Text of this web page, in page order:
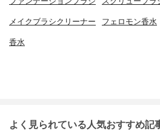
メイクブラシクリーナー フェロモン香水
香水
よく見られている人気おすすめ記